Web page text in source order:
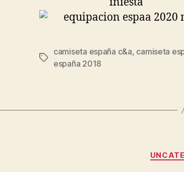
Etiquetas
camiseta españa c&a, camiseta
españa 2018